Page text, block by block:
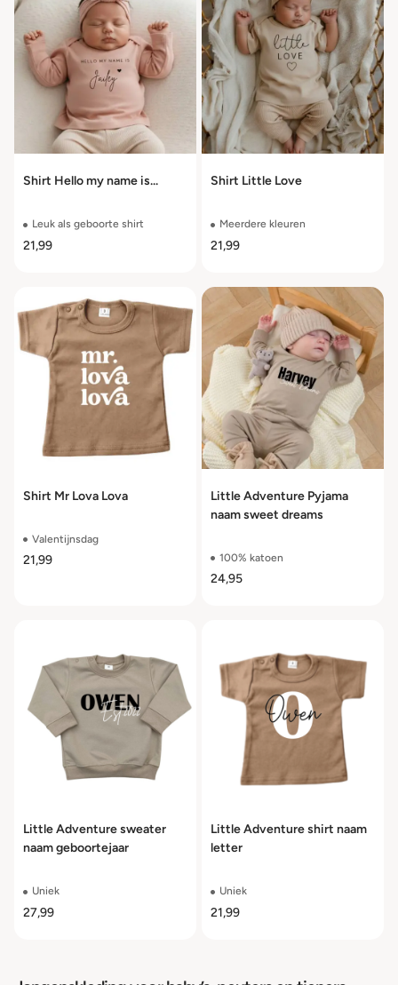
Shirt Hello my name is...
Leuk als geboorte shirt
21,99
Shirt Little Love
Meerdere kleuren
21,99
Shirt Mr Lova Lova
Valentijnsdag
21,99
Little Adventure Pyjama
naam sweet dreams
100% katoen
24,95
Little Adventure sweater
naam geboortejaar
Uniek
27,99
Little Adventure shirt naam
letter
Uniek
21,99